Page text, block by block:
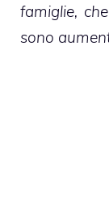
famiglie,
sono